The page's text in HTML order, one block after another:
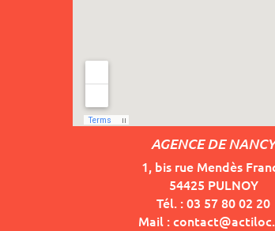
AGENCE DE NANCY
1, bis rue Mendès
54425 PULNOY
Tél. : 03 57 80 02 20
Mail :